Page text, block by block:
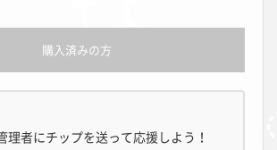
購入済みの方
理者にチップを送って応援しよう！